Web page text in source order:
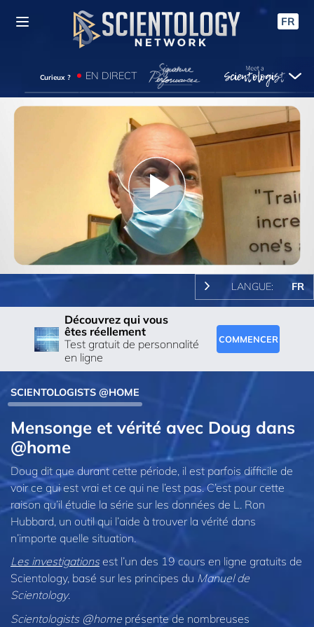
FR
Curieux ? EN DIRECT
Play
Video
LANGUE: FR
Découvrez qui vous
êtes réellement
Test gratuit de personnalité
en ligne
COMMENCER
SCIENTOLOGISTS @HOME
Mensonge et vérité avec Doug dans
@home
Doug dit que durant cette période, il est parfois difficile de
voir ce qui est vrai et ce qui ne l’est pas. C’est pour cette
raison qu’il étudie la série sur les données de L. Ron
Hubbard, un outil qui l’aide à trouver la vérité dans
n’importe quelle situation.
Les investigationsest l’un des 19 cours en ligne gratuits de
Scientology, basé sur les principes du Manuel de
Scientology.
Scientologists @home présente de nombreuses